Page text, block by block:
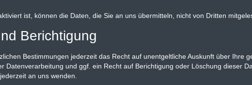
ist, können die Daten, die Sie an uns übermitteln, nicht von Dritten
Berichtigung
Bestimmungen jederzeit das Recht auf unentgeltliche Auskunft über Ihre
Datenverarbeitung und ggf. ein Recht auf Berichtigung oder Löschung dieser
an uns wenden.